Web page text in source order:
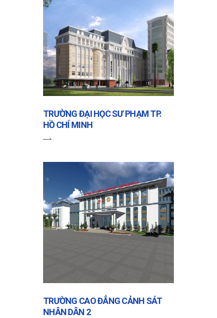
TRƯỜNG ĐẠI HỌC SƯ PHẠM TP.
HỒ CHÍ MINH
TRƯỜNG CAO ĐẲNG CẢNH SÁT
NHÂN DÂN 2